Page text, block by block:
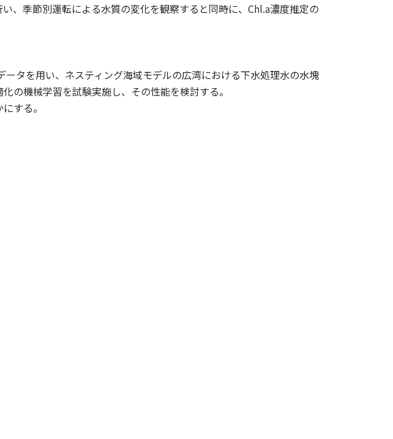
、季節別運転による水質の変化を観察すると同時に、Chl.a濃度推定の
タを用い、ネスティング海域モデルの広湾における下水処理水の水塊
の機械学習を試験実施し、その性能を検討する。
する。